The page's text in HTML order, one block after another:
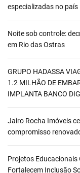
especializadas no país
Noite sob controle:
em Rio das Ostras
GRUPO HADASSA
1.2 MILHÃO DE
IMPLANTA BANCO
Jairo Rocha Imóveis
compromisso
Projetos Educacionais
Fortalecem Inclusão